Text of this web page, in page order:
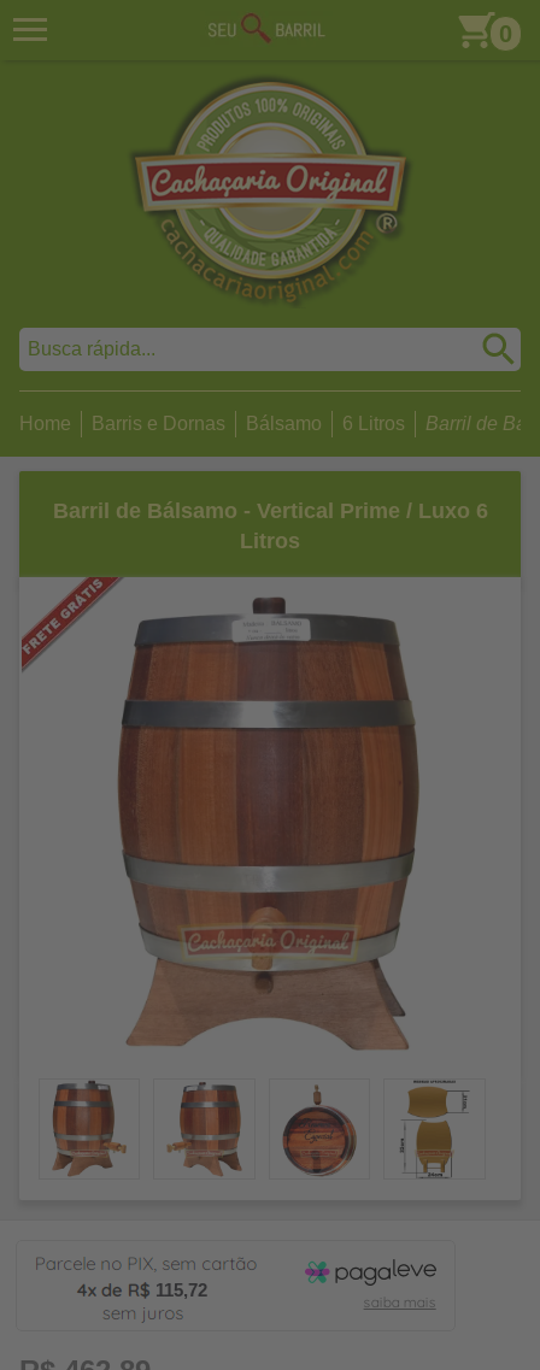
0
Home Barris e Dornas Bálsamo 6 Litros Barril de
Barril de Bálsamo - Vertical Prime / Luxo 6
Litros
115,72